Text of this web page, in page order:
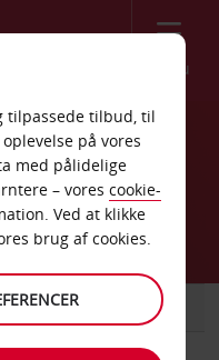
Menu
VAREVOGN
tilpassede tilbud, til
på vores
med pålidelige
– vores cookie-
Ved at klikke
brug af cookies.